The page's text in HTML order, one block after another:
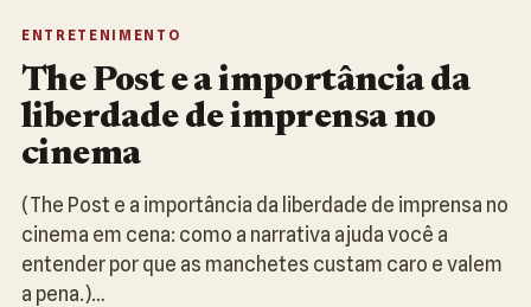
ENTRETENIMENTO
The Post e a importância da
liberdade de imprensa no
cinema
(The Post e a importância da liberdade de imprensa no
cinema em cena: como a narrativa ajuda você a
entender por que as manchetes custam caro e valem
a pena.)…